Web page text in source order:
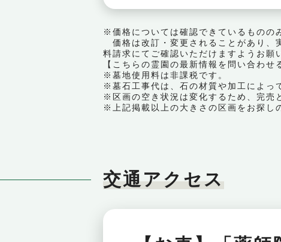
※価格については確認できているものの
価格は改訂・変更されることがあり、
料請求にてご確認いただけますようお願
【こちらの霊園の最新情報を問い合わ
※墓地使用料は非課税です。
※墓石工事代は、石の材質や加工によっ
※区画の空き状況は変化するため、完売
※上記掲載以上の大きさの区画をお探し
交通アクセス